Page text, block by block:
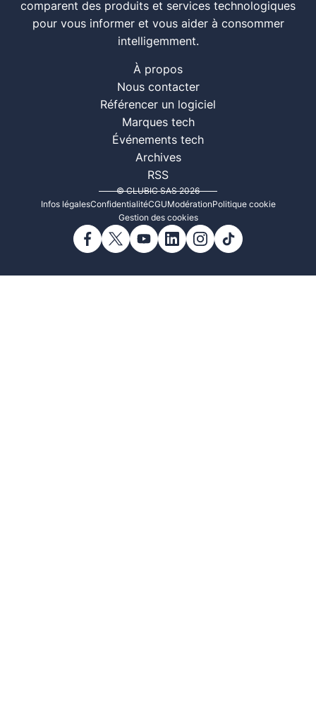
comparent des produits et services technologiques
pour vous informer et vous aider à consommer
intelligemment.
À propos
Nous contacter
Référencer un logiciel
Marques tech
Événements tech
Archives
RSS
© CLUBIC SAS 2026
Infos légalesConfidentialitéCGUModérationPolitique cookie
Gestion des cookies